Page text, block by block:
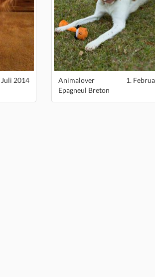
Juli 2014
Animalover
1.
Epagneul Breton